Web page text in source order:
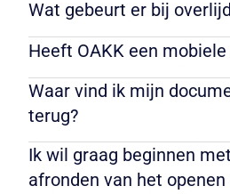
Wat gebeurt er bij
Heeft OAKK een mobiele
Waar vind ik mijn
terug?
Ik wil graag beginnen
afronden van het